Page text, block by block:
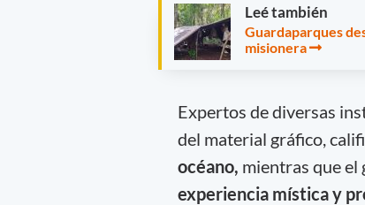
Leé también
Guardaparques
misionera
Expertos de diversas
del material gráfico,
océano, mientras que el
experiencia mística y